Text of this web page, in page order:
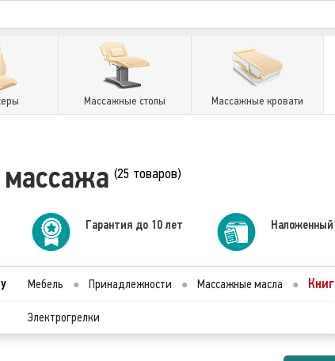
Массажные столы Массажные кровати
(25 товаров)
Гарантия до 10 лет
Мебель ● Принадлежности ● Массажные масла ●
Электрогрелки